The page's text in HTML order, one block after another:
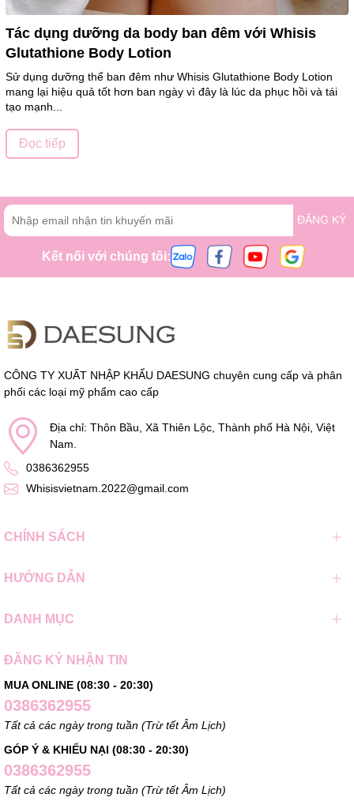
Tác dụng dưỡng da body ban đêm với Whisis
Glutathione Body Lotion
Sử dụng dưỡng thể ban đêm như Whisis Glutathione Body Lotion
mang lại hiệu quả tốt hơn ban ngày vì đây là lúc da phục hồi và tái
tạo mạnh...
Đọc tiếp
ĐĂNG KÝ
Kết nối với chúng tôi:
CÔNG TY XUẤT NHẬP KHẨU DAESUNG chuyên cung cấp và phân
phối các loại mỹ phẩm cao cấp
Địa chỉ: Thôn Bầu, Xã Thiên Lộc, Thành phố Hà Nội, Việt
Nam.
0386362955
Whisisvietnam.2022@gmail.com
CHÍNH SÁCH
HƯỚNG DẪN
DANH MỤC
ĐĂNG KÝ NHẬN TIN
MUA ONLINE (08:30 - 20:30)
0386362955
Tất cả các ngày trong tuần (Trừ tết Âm Lịch)
GÓP Ý & KHIẾU NẠI (08:30 - 20:30)
0386362955
Tất cả các ngày trong tuần (Trừ tết Âm Lịch)